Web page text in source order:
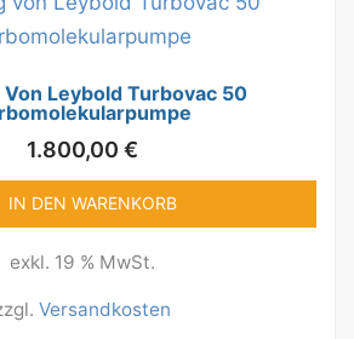
Leybold Turbovac 50
1.800,00 €
IN DEN WARENKORB
exkl. 19 % MwSt.
Versandkosten